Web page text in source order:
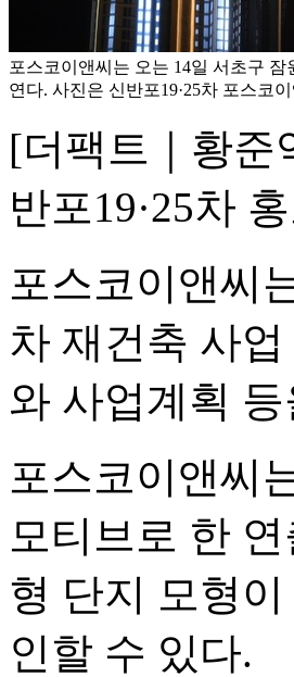
포스코이앤씨는 오는 14일 서초구
연다. 사진은 신반포19·25차 포스코
[더팩트｜황준
반포19·25차
포스코이앤씨
차 재건축 사
와 사업계획
포스코이앤씨
모티브로 한
형 단지 모형
인할 수 있다.